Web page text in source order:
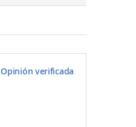
Opinión verificada